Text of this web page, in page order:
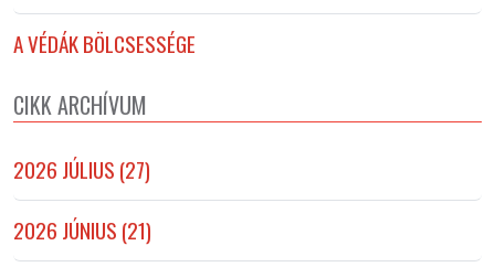
A VÉDÁK BÖLCSESSÉGE
CIKK ARCHÍVUM
2026 JÚLIUS (27)
2026 JÚNIUS (21)